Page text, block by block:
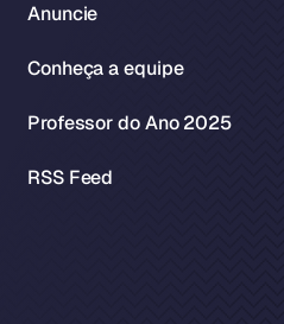
Anuncie
Conheça a equipe
Professor do Ano 2025
RSS Feed